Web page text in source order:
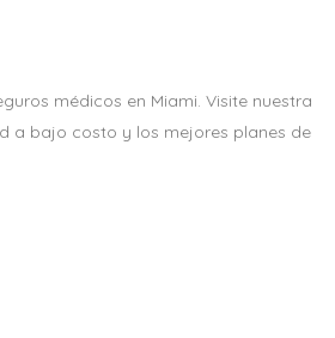
médicos en Miami. Visite nuestra
a bajo costo y los mejores planes de